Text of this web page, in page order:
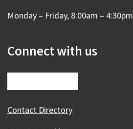
Monday – Friday, 8:00am – 4:30pm
Connect with us
Contact Directory